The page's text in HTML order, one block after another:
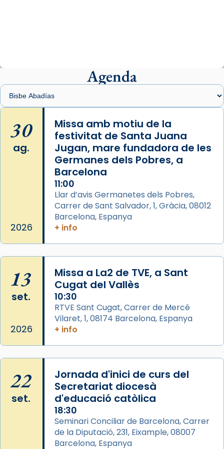
presidit aquest 27 de juliol la missa de Les
Santes de Mataró.
🔗
📸 J. Merino
Photo
View on Facebook Share
Arquebisbat de Barcelona
de Barcelona.
2 weeks ago
Aquest dilluns, 27 de juliol, ha tingut lloc la
missa d’acció de gràcies en agraïment al
L’arquebisbe de Barcelona, el cardenal Joan
Josep Omella, ha presidit la missa i l’ha
concelebrat el bisbe auxiliar de Barcelona,
Mons. David Abadías.
📸 Dr. G. Simón
Arquebisbat de Barcelona
2 weeks ago
Memòria de les santes Juliana i
Semproniana, verges i màrtirs.
Agenda
30
ag.
2026
Missa amb motiu de la
festivitat de Santa Juana
Jugan, mare fundadora de les
Germanes dels Pobres, a
Barcelona
11:00
Llar d’avis Germanetes dels Pobres,
Carrer de Sant Salvador, 1, Gràcia, 08012
Barcelona, Espanya
+ info
13
set.
2026
Missa a La2 de TVE, a Sant
Cugat del Vallès
10:30
RTVE Sant Cugat, Carrer de Mercé
Vilaret, 1, 08174 Barcelona, Espanya
+ info
22
set.
Jornada d'inici de curs del
Secretariat diocesà
d'educació catòlica
18:30
Seminari Conciliar de Barcelona, Carrer
de la Diputació, 231, Eixample, 08007
Barcelona, Espanya